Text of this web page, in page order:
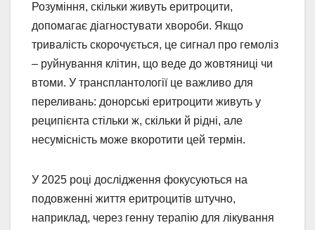
Розуміння, скільки живуть еритроцити,
допомагає діагностувати хвороби. Якщо
тривалість скорочується, це сигнал про гемоліз
– руйнування клітин, що веде до жовтяниці чи
втоми. У трансплантології це важливо для
переливань: донорські еритроцити живуть у
реципієнта стільки ж, скільки й рідні, але
несумісність може вкоротити цей термін.
У 2025 році дослідження фокусуються на
подовженні життя еритроцитів штучно,
наприклад, через генну терапію для лікування